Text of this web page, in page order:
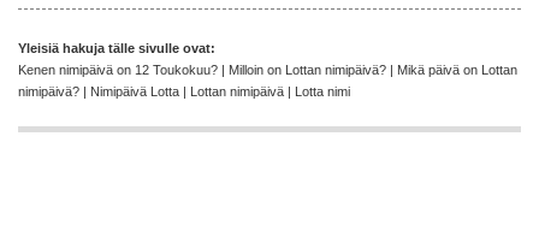
Yleisiä hakuja tälle sivulle ovat:
Kenen nimipäivä on 12 Toukokuu? | Milloin on Lottan nimipäivä? | Mikä päivä on Lottan
nimipäivä? | Nimipäivä Lotta | Lottan nimipäivä | Lotta nimi